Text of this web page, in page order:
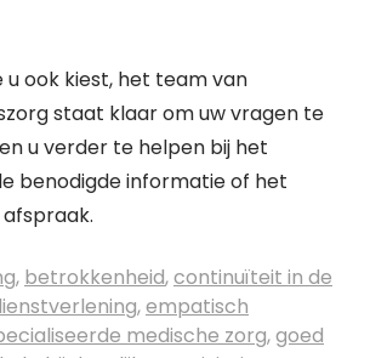
ook kiest, het team van
staat klaar om uw vragen te
u verder te helpen bij het
benodigde informatie of het
, betrokkenheid,continuïteit in de
,empatisch
medische zorg,goed